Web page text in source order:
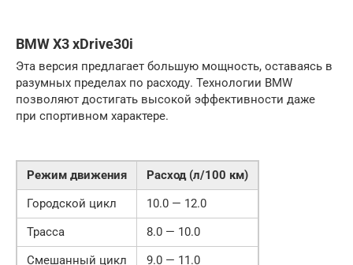
BMW X3 xDrive30i
Эта версия предлагает большую мощность, оставаясь в
разумных пределах по расходу. Технологии BMW
позволяют достигать высокой эффективности даже
при спортивном характере.
Режим движения
Расход (л/100 км)
Городской цикл
10.0 — 12.0
Трасса
8.0 — 10.0
Смешанный цикл
9.0 — 11.0